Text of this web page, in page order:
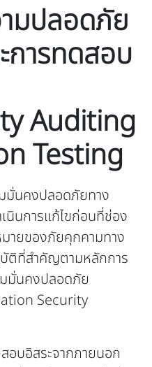
ามปลอดภัย
การทดสอบ
Auditing
Testing
มั่นคงปลอดภัยทาง
นินการแก้ไขก่อนที่ช่อง
มายของภัยคุกคามทาง
ติที่สำคัญตามหลักการ
มั่นคงปลอดภัย
Security
อบอิสระจากภายนอก